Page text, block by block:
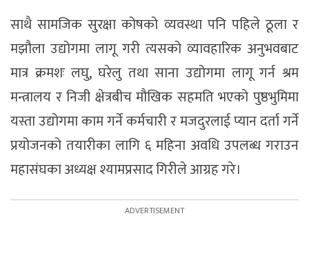
साथै सामजिक सुरक्षा कोषको व्यवस्था पनि पहिले ठूला र
मझौला उद्योगमा लागू गरी त्यसको व्यावहारिक अनुभवबाट
मात्र क्रमशः लघु, घरेलु तथा साना उद्योगमा लागू गर्न श्रम
मन्त्रालय र निजी क्षेत्रबीच मौखिक सहमति भएको पुष्ठभुमिमा
यस्ता उद्योगमा काम गर्ने कर्मचारी र मजदुरलाई प्यान दर्ता गर्ने
प्रयोजनको तयारीका लागि ६ महिना अवधि उपलब्ध गराउन
महासंघका अध्यक्ष श्यामप्रसाद गिरीले आग्रह गरे।